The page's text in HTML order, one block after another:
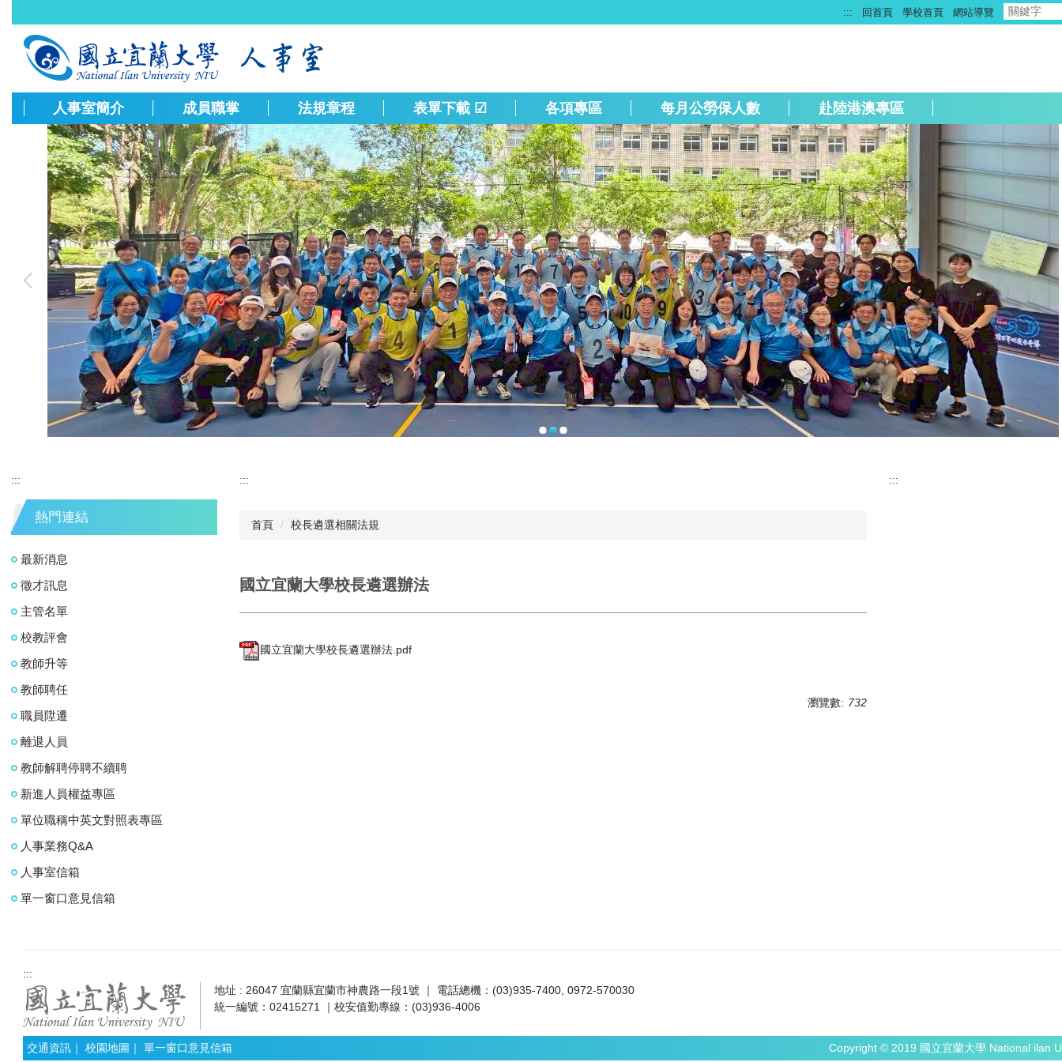
到
容
::: 回首頁 學校首頁 網站導覽
人事室簡介 成員職掌 法規章程 表單下載 ☑ 各項專區 每月公勞保人數 赴陸港澳專區
:::
熱門連結
最新消息
徵才訊息
主管名單
校教評會
教師升等
教師聘任
職員陞遷
離退人員
教師解聘停聘不續聘
新進人員權益專區
單位職稱中英文對照表專區
人事業務Q&A
人事室信箱
單一窗口意見信箱
:::
首頁 校長遴選相關法規
國立宜蘭大學校長遴選辦法
國立宜蘭大學校長遴選辦法.pdf
瀏覽數: 732
:::
:::
地址 : 26047 宜蘭縣宜蘭市神農路一段1號 ｜ 電話總機：(03)935-7400, 0972-570030
統一編號：02415271 ｜校安值勤專線：(03)936-4006
交通資訊 ｜ 校園地圖 ｜ 單一窗口意見信箱 Copyright © 2019 國立宜蘭大學 National ilan